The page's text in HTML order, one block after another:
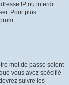
IP ou interdit
Pour plus
mot de passe soient
vous avez spécifié
suivre les